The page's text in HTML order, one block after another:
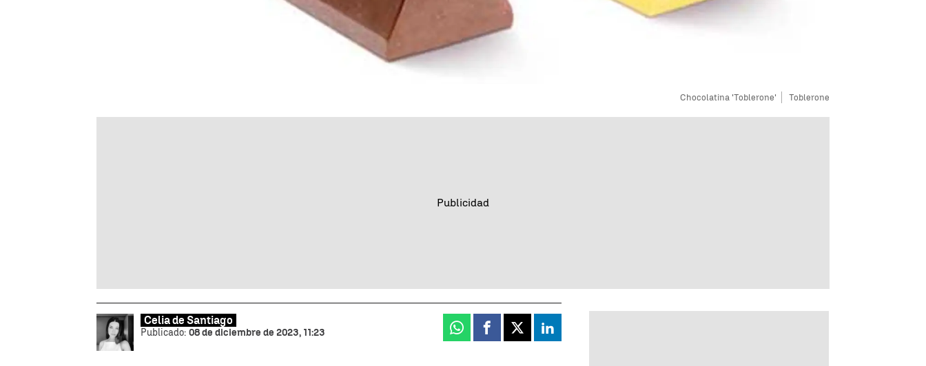
Chocolatina 'Toblerone' Toblerone
Celia de Santiago
Publicado: 08 de diciembre de 2023, 11:23 Whatsapp
Facebook
X Linkedin